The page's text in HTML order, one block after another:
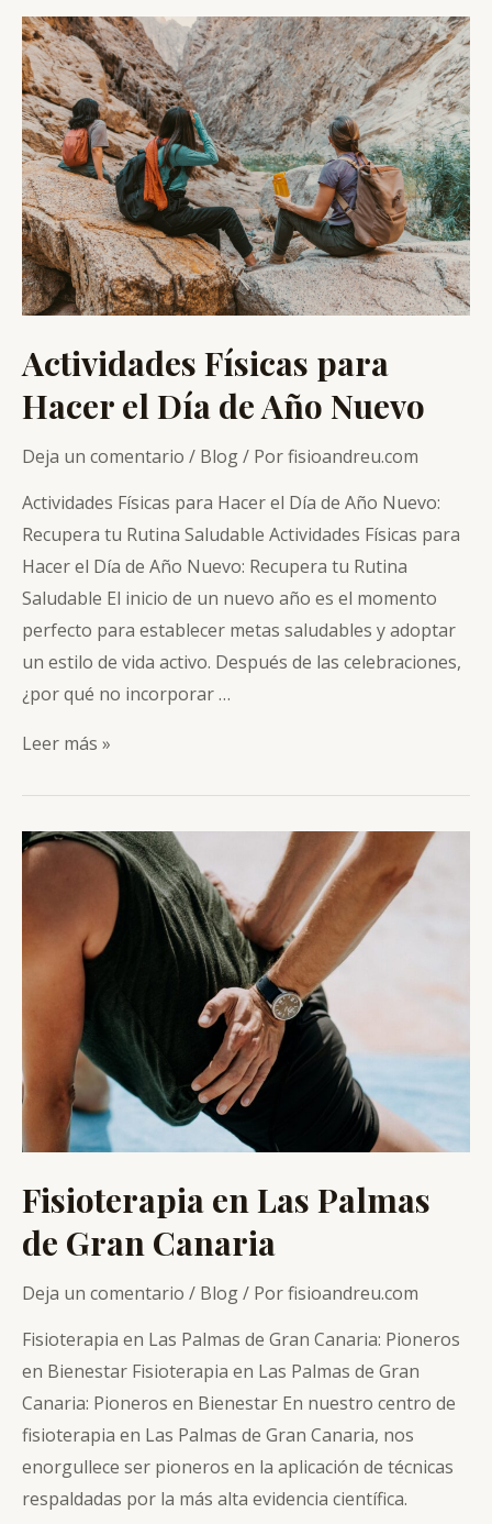
Fisioterapeutas:
salud
y
bienestar
Actividades Físicas para
Hacer el Día de Año Nuevo
Deja un comentario / Blog/ Porfisioandreu.com
Actividades Físicas para Hacer el Día de Año Nuevo:
Recupera tu Rutina Saludable Actividades Físicas para
Hacer el Día de Año Nuevo: Recupera tu Rutina
Saludable El inicio de un nuevo año es el momento
perfecto para establecer metas saludables y adoptar
un estilo de vida activo. Después de las celebraciones,
¿por qué no incorporar …
Actividades
Hacer
el
de
Leer más »
Fisioterapia en Las Palmas
de Gran Canaria
Deja un comentario / Blog/ Porfisioandreu.com
Fisioterapia en Las Palmas de Gran Canaria: Pioneros
en Bienestar Fisioterapia en Las Palmas de Gran
Canaria: Pioneros en Bienestar En nuestro centro de
fisioterapia en Las Palmas de Gran Canaria, nos
enorgullece ser pioneros en la aplicación de técnicas
respaldadas por la más alta evidencia científica.